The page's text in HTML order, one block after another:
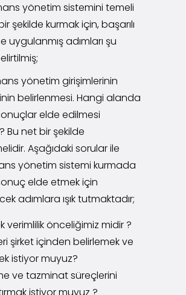
yönetim sistemini temeli
şekilde kurmak için, başarılı
uygulanmış adımları şu
yönetim girişimlerinin
belirlenmesi. Hangi alanda
elde edilmesi
Bu net bir şekilde
Aşağıdaki sorular ile
yönetim sistemi kurmada
elde etmek için
adımlara ışık tutmaktadır;
verimlilik önceliğimiz midir ?
şirket içinden belirlemek ve
istiyor muyuz?
ve tazminat süreçlerini